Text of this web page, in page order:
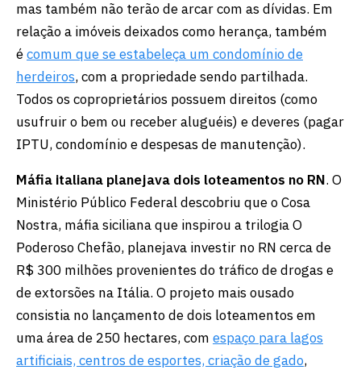
mas também não terão de arcar com as dívidas. Em
relação a imóveis deixados como herança, também
écomum que se estabeleça um condomínio de
herdeiros, com a propriedade sendo partilhada.
Todos os coproprietários possuem direitos (como
usufruir o bem ou receber aluguéis) e deveres (pagar
IPTU, condomínio e despesas de manutenção).
Máfia italiana planejava dois loteamentos no RN. O
Ministério Público Federal descobriu que o Cosa
Nostra, máfia siciliana que inspirou a trilogia O
Poderoso Chefão, planejava investir no RN cerca de
R$ 300 milhões provenientes do tráfico de drogas e
de extorsões na Itália. O projeto mais ousado
consistia no lançamento de dois loteamentos em
uma área de 250 hectares, com espaço para lagos
artificiais, centros de esportes, criação de gado,